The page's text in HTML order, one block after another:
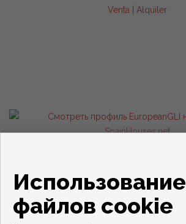
Venta Alquiler
Использование
файлов cookie